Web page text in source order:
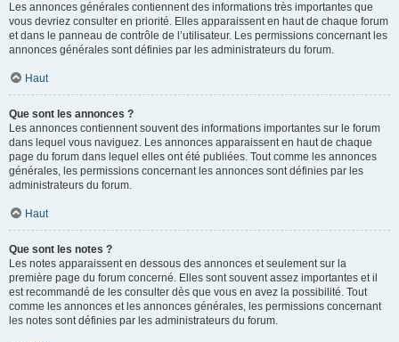
Les annonces générales contiennent des informations très importantes que
vous devriez consulter en priorité. Elles apparaissent en haut de chaque forum
et dans le panneau de contrôle de l’utilisateur. Les permissions concernant les
annonces générales sont définies par les administrateurs du forum.
Haut
Que sont les annonces ?
Les annonces contiennent souvent des informations importantes sur le forum
dans lequel vous naviguez. Les annonces apparaissent en haut de chaque
page du forum dans lequel elles ont été publiées. Tout comme les annonces
générales, les permissions concernant les annonces sont définies par les
administrateurs du forum.
Haut
Que sont les notes ?
Les notes apparaissent en dessous des annonces et seulement sur la
première page du forum concerné. Elles sont souvent assez importantes et il
est recommandé de les consulter dès que vous en avez la possibilité. Tout
comme les annonces et les annonces générales, les permissions concernant
les notes sont définies par les administrateurs du forum.